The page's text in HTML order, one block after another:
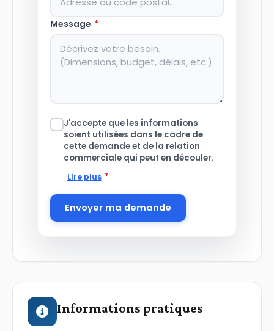
Message *
J'accepte que les informations
soient utilisées dans le cadre de
cette demande et de la relation
commerciale qui peut en découler.
Lire plus *
Envoyer ma demande
Informations pratiques